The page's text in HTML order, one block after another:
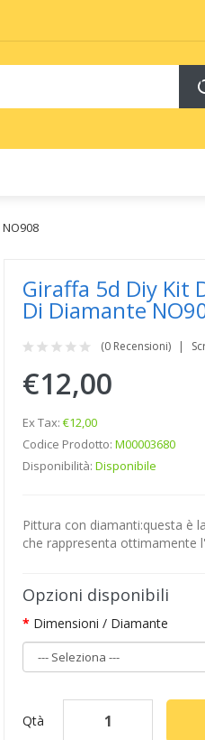
Giraffa 5d Diy Kit
Di Diamante
(0 Recensioni)
€12,00
Ex Tax: €12,00
Codice Prodotto: M00003680
Disponibilità: Disponibile
Pittura con diamanti:questa è
che rappresenta ottimamente
Opzioni disponibili
Dimensioni / Diamante
Qtà